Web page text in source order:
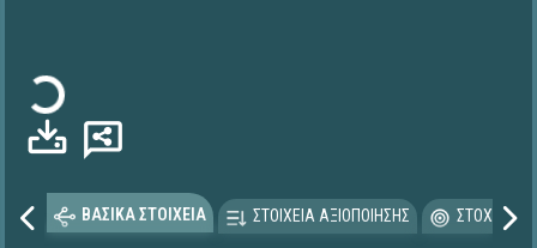
Φόρτωση...
ΒΑΣΙΚΑ ΣΤΟΙΧΕΙΑ ΣΤΟΙΧΕΙΑ ΑΞΙΟΠΟΙΗΣΗΣ